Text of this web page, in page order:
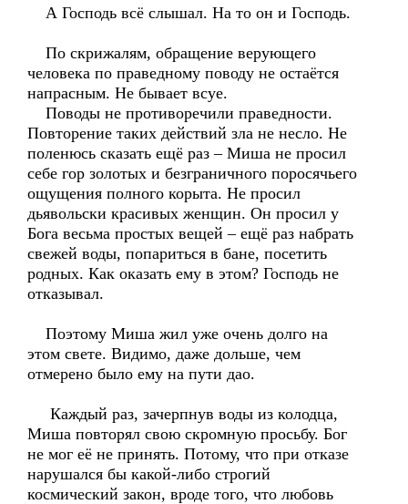
А Господь всё слышал. На то он и Господь.
По скрижалям, обращение верующего
человека по праведному поводу не остаётся
напрасным. Не бывает всуе.
Поводы не противоречили праведности.
Повторение таких действий зла не несло. Не
поленюсь сказать ещё раз – Миша не просил
себе гор золотых и безграничного поросячьего
ощущения полного корыта. Не просил
дьявольски красивых женщин. Он просил у
Бога весьма простых вещей – ещё раз набрать
свежей воды, попариться в бане, посетить
родных. Как оказать ему в этом? Господь не
отказывал.
Поэтому Миша жил уже очень долго на
этом свете. Видимо, даже дольше, чем
отмерено было ему на пути дао.
Каждый раз, зачерпнув воды из колодца,
Миша повторял свою скромную просьбу. Бог
не мог её не принять. Потому, что при отказе
нарушался бы какой-либо строгий
космический закон, вроде того, что любовь